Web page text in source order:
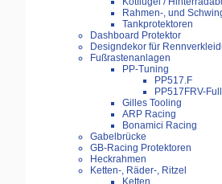
Rahmen-, und
Tankprotektoren
Dashboard Protektor
Designdekor für
Fußrastenanlagen
PP-Tuning
PP517.F
PP517FRV-
Gilles Tooling
ARP Racing
Bonamici Racing
Gabelbrücke
GB-Racing Protektoren
Heckrahmen
Ketten-, Räder-, Ritzel
Ketten